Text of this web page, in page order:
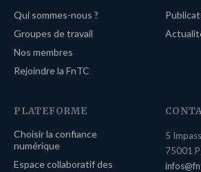
Qui sommes-nous ?
Groupes de travail
Nos membres
Rejoindre la FnTC
PLATEFORME
Choisir la confiance
numérique
Espace collaboratif des
5
75001